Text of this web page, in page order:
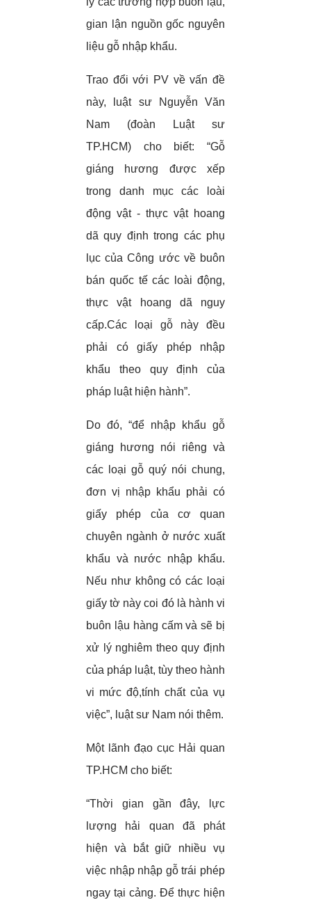
gian lận nguồn gốc nguyên
liệu gỗ nhập khẩu.
Trao đổi với PV về vấn đề
này, luật sư Nguyễn Văn
Nam (đoàn Luật sư
TP.HCM) cho biết: “Gỗ
giáng hương được xếp
trong danh mục các loài
động vật - thực vật hoang
dã quy định trong các phụ
lục của Công ước về buôn
bán quốc tế các loài động,
thực vật hoang dã nguy
cấp.Các loại gỗ này đều
phải có giấy phép nhập
khẩu theo quy định của
pháp luật hiện hành”.
Do đó, “để nhập khẩu gỗ
giáng hương nói riêng và
các loại gỗ quý nói chung,
đơn vị nhập khẩu phải có
giấy phép của cơ quan
chuyên ngành ở nước xuất
khẩu và nước nhập khẩu.
Nếu như không có các loại
giấy tờ này coi đó là hành vi
buôn lậu hàng cấm và sẽ bị
xử lý nghiêm theo quy định
của pháp luật, tùy theo hành
vi mức độ,tính chất của vụ
việc”, luật sư Nam nói thêm.
Một lãnh đạo cục Hải quan
TP.HCM cho biết:
“Thời gian gần đây, lực
lượng hải quan đã phát
hiện và bắt giữ nhiều vụ
việc nhập nhập gỗ trái phép
ngay tại cảng. Để thực hiện